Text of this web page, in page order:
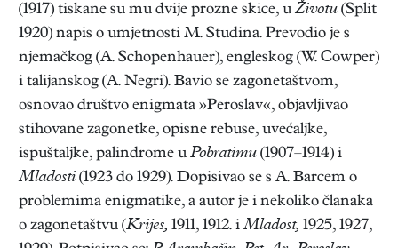
(1917) tiskane su mu dvije prozne skice, u Životu (Split
1920) napis o umjetnosti M. Studina. Prevodio je s
njemačkog (A. Schopenhauer), engleskog (W. Cowper)
i talijanskog (A. Negri). Bavio se zagonetaštvom,
osnovao društvo enigmata »Peroslav«, objavljivao
stihovane zagonetke, opisne rebuse, uvećaljke,
ispuštaljke, palindrome u Pobratimu (1907–1914) i
Mladosti (1923 do 1929). Dopisivao se s A. Barcem o
problemima enigmatike, a autor je i nekoliko članaka
o zagonetaštvu (Krijes, 1911, 1912. iMladost, 1925, 1927,